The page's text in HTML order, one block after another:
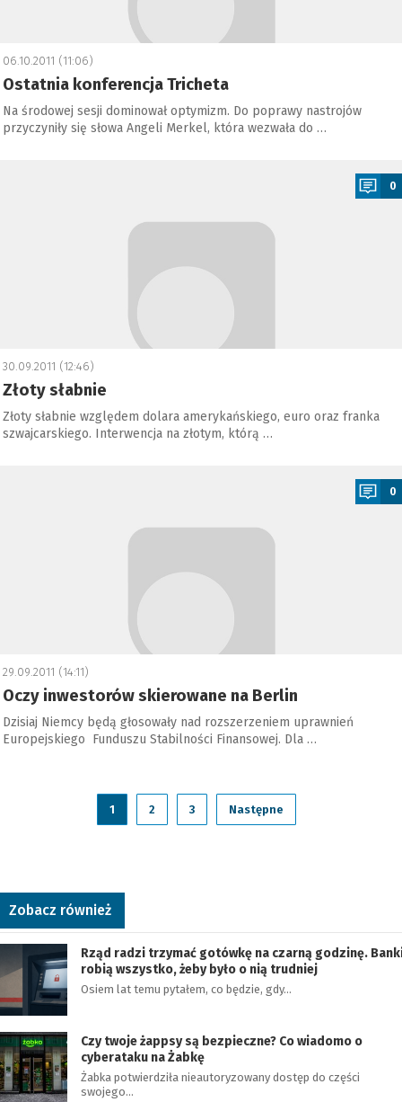
06.10.2011 (11:06)
Ostatnia konferencja Tricheta
Na środowej sesji dominował optymizm. Do poprawy nastrojów
przyczyniły się słowa Angeli Merkel, która wezwała do …
0
30.09.2011 (12:46)
Złoty słabnie
Złoty słabnie względem dolara amerykańskiego, euro oraz franka
szwajcarskiego. Interwencja na złotym, którą …
0
29.09.2011 (14:11)
Oczy inwestorów skierowane na Berlin
Dzisiaj Niemcy będą głosowały nad rozszerzeniem uprawnień
Europejskiego Funduszu Stabilności Finansowej. Dla …
1 2 3 Następne
Zobacz również
Rząd radzi trzymać gotówkę na czarną godzinę.
robią wszystko, żeby było o nią trudniej
Osiem lat temu pytałem, co będzie, gdy…
Czy twoje żappsy są bezpieczne? Co wiadomo o
cyberataku na Żabkę
Żabka potwierdziła nieautoryzowany dostęp do części
swojego…